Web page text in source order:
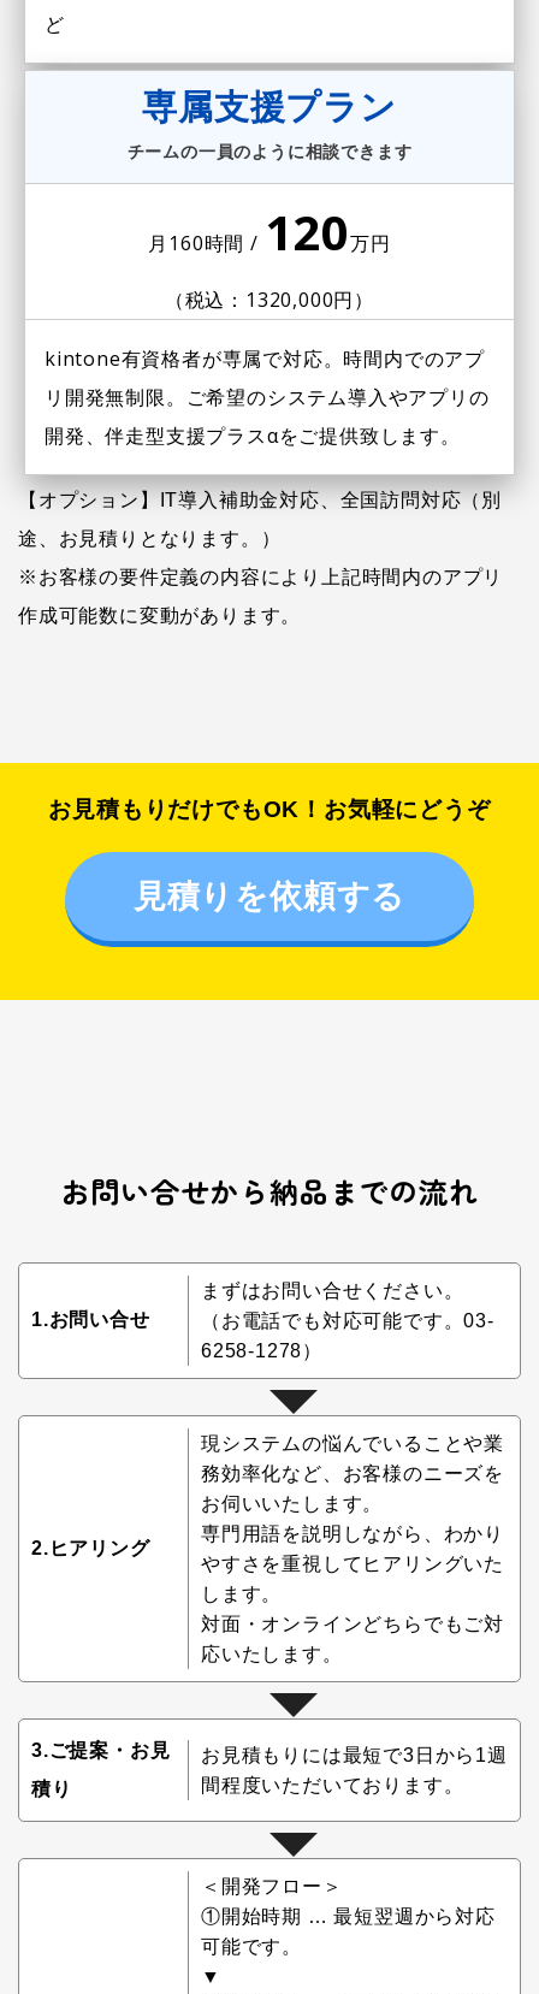
ど
専属支援プラン
チームの一員のように相談できます
月160時間 / 120万円
（税込：1320,000円）
kintone有資格者が専属で対応。 時間内でのアプ
リ開発無制限。
ご希望のシステム導入やアプリの
開発、伴走型支援プラスαをご提供致します。
【オプション】IT導入補助金対応、全国訪問対応（別
途、お見積りとなります。）
※お客様の要件定義の内容により上記時間内のアプリ
作成可能数に変動があります。
お見積もりだけでもOK！お気軽にどうぞ
見積りを依頼する
お問い合せから納品までの流れ
1.お問い合せ
まずはお問い合せください。
（お電話でも対応可能です。03-
6258-1278）
2.ヒアリング
現システムの悩んでいることや業
務効率化など、お客様のニーズを
お伺いいたします。
専門用語を説明しながら、わかり
やすさを重視してヒアリングいた
します。
対面・オンラインどちらでもご対
応いたします。
3.ご提案・お見
積り
お見積もりには最短で3日から1週
間程度いただいております。
＜開発フロー＞
①開始時期 … 最短翌週から対応
可能です。
▼